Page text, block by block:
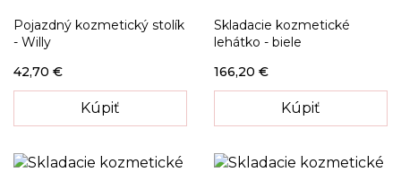
Pojazdný kozmetický stolík
- Willy
42,70 €
Kúpiť
Skladacie kozmetické
lehátko - biele
166,20 €
Kúpiť